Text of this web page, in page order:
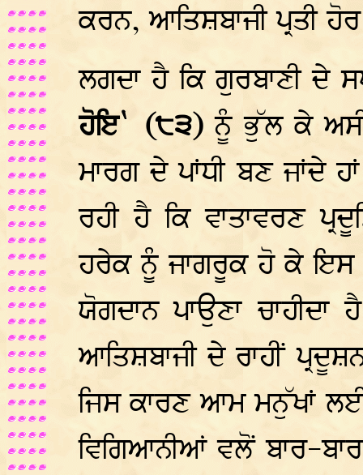
ਕਰਨ, ਆਤਿਸ਼ਬਾਜੀ ਪ੍ਰਤੀ
ਲਗਦਾ ਹੈ ਕਿ ਗੁਰਬਾਣੀ ਦੇ
ਹੋਇ` (੮੩)ਨੂੰ ਭੁੱਲ ਕੇ
ਮਾਰਗ ਦੇ ਪਾਂਧੀ ਬਣ ਜਾਂਦੇ
ਰਹੀ ਹੈ ਕਿ ਵਾਤਾਵਰਣ
ਹਰੇਕ ਨੂੰ ਜਾਗਰੂਕ ਹੋ ਕੇ
ਯੋਗਦਾਨ ਪਾਉਣਾ
ਆਤਿਸ਼ਬਾਜੀ ਦੇ ਰਾਹੀਂ
ਜਿਸ ਕਾਰਣ ਆਮ ਮਨੁੱਖਾਂ ਲਈ
ਵਿਗਿਆਨੀਆਂ ਵਲੋਂ ਬਾਰ-